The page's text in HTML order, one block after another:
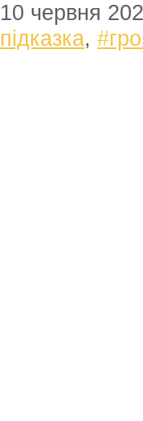
10 червня
підказка,